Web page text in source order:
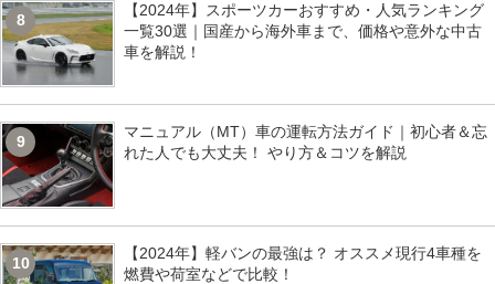
8
【2024年】スポーツカーおすすめ・人気ランキング
一覧30選｜国産から海外車まで、価格や意外な中古
車を解説！
9
マニュアル（MT）車の運転方法ガイド｜初心者＆忘
れた人でも大丈夫！ やり方＆コツを解説
10
【2024年】軽バンの最強は？ オススメ現行4車種を
燃費や荷室などで比較！